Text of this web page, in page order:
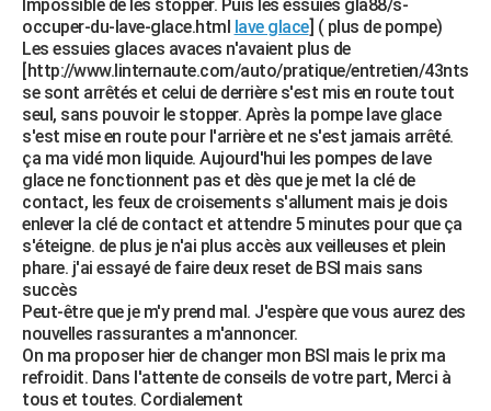
Art de vivre
Bien-être
Loisirs
Mode
Modes de vie
SANTE
Alimentation
Guide de la santé
Maladies
Médicaments
Sommeil
VOYAGE
Destinations
City break
Voyage nature
Voyage de noces
Forum
Climat
+PHOTO
GUIDES D'ACHAT
BONS PLANS
CARTE DE VOEUX
Carte de Noël
Carte Bonne année
Carte Saint-Valentin
Carte Pâques
Carte d'anniversaire
DICTIONNAIRE
Dictionnaire
Biographies
Citations
Expressions
Proverbes
PROGRAMME TV
COPAINS D'AVANT
Impossible de les stopper. Puis les essuies gla88/s-
occuper-du-lave-glace.html lave glace] ( plus de pompe)
Les essuies glaces avaces n'avaient plus de
[http://www.linternaute.com/auto/pratique/entretien/43nts
se sont arrêtés et celui de derrière s'est mis en route tout
seul, sans pouvoir le stopper. Après la pompe lave glace
s'est mise en route pour l'arrière et ne s'est jamais arrêté.
ça ma vidé mon liquide. Aujourd'hui les pompes de lave
glace ne fonctionnent pas et dès que je met la clé de
contact, les feux de croisements s'allument mais je dois
enlever la clé de contact et attendre 5 minutes pour que ça
s'éteigne. de plus je n'ai plus accès aux veilleuses et plein
phare. j'ai essayé de faire deux reset de BSI mais sans
succès
Peut-être que je m'y prend mal. J'espère que vous aurez des
nouvelles rassurantes a m'annoncer.
On ma proposer hier de changer mon BSI mais le prix ma
refroidit. Dans l'attente de conseils de votre part, Merci à
tous et toutes. Cordialement